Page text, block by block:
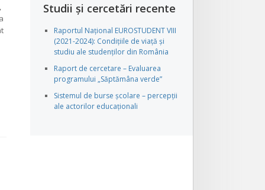
Studii și cercetări recente
Raportul Național EUROSTUDENT VIII
(2021-2024): Condițiile de viață și
studiu ale studenților din România
Raport de cercetare – Evaluarea
programului „Săptămâna verde”
Sistemul de burse școlare – percepții
ale actorilor educaționali